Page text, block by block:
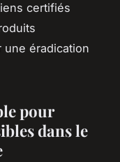
certifiés
éradication
pour
dans le